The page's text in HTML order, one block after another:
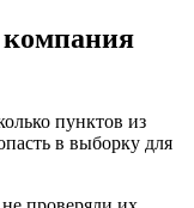
пунктов из
в выборку для